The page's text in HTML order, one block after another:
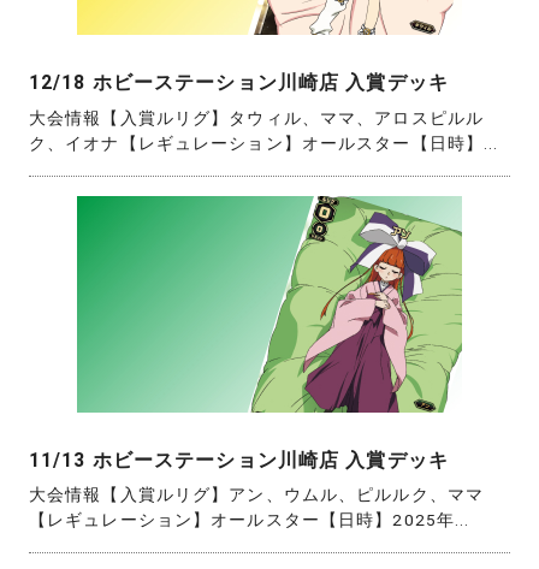
12/18 ホビーステーション川崎店 入賞デッキ
大会情報【入賞ルリグ】タウィル、ママ、アロスピルル
ク、イオナ【レギュレーション】オールスター【日時】...
11/13 ホビーステーション川崎店 入賞デッキ
大会情報【入賞ルリグ】アン、ウムル、ピルルク、ママ
【レギュレーション】オールスター【日時】2025年...